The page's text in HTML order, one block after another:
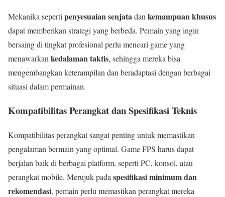
Mekanika seperti penyesuaian senjatadan kemampuan khusus
dapat memberikan strategi yang berbeda. Pemain yang ingin
bersaing di tingkat profesional perlu mencari game yang
menawarkan kedalaman taktis, sehingga mereka bisa
mengembangkan keterampilan dan beradaptasi dengan berbagai
situasi dalam permainan.
Kompatibilitas Perangkat dan Spesifikasi Teknis
Kompatibilitas perangkat sangat penting untuk memastikan
pengalaman bermain yang optimal. Game FPS harus dapat
berjalan baik di berbagai platform, seperti PC, konsol, atau
perangkat mobile. Merujuk pada spesifikasi minimum dan
rekomendasi, pemain perlu memastikan perangkat mereka